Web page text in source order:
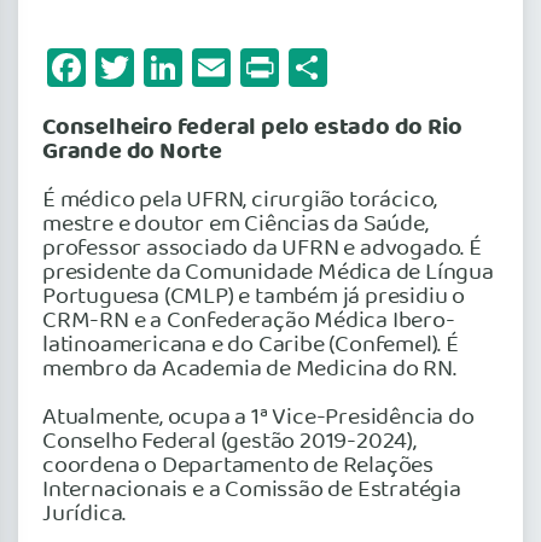
Facebook
Twitter
LinkedIn
Email
Print
Conselheiro federal pelo estado do Rio
Grande do Norte
É médico pela UFRN, cirurgião torácico,
mestre e doutor em Ciências da Saúde,
professor associado da UFRN e advogado. É
presidente da Comunidade Médica de Língua
Portuguesa (CMLP) e também já presidiu o
CRM-RN e a Confederação Médica Ibero-
latinoamericana e do Caribe (Confemel). É
membro da Academia de Medicina do RN.
Atualmente, ocupa a 1ª Vice-Presidência do
Conselho Federal (gestão 2019-2024),
coordena o Departamento de Relações
Internacionais e a Comissão de Estratégia
Jurídica.